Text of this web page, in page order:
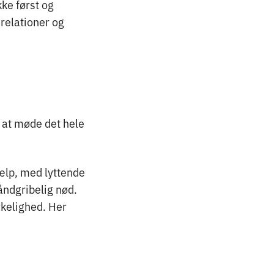
først og
og
møde det hele
med lyttende
nød.
Her